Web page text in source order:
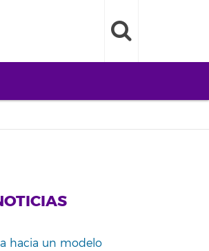
hacia un modelo